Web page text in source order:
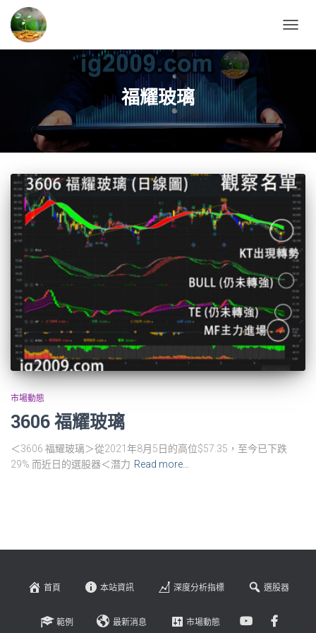
福耀玻璃
市場動態
3606 福耀玻璃
＜3606 福耀玻璃＞從2021年8月5日的高位$57.35，至今已下跌
29% 而近日的選股器＜潛力 Read more…
首頁 本站資訊 深度分析指標 選股器
範例 最新消息 市場動態